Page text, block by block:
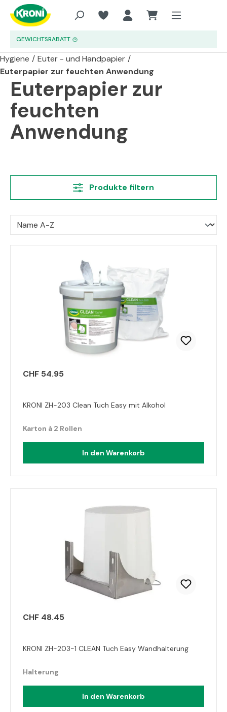
Zum Hauptinhalt springen
GEWICHTSRABATT
Hygiene / Euter - und Handpapier /
Euterpapier zur feuchten Anwendung
Euterpapier zur
feuchten
Anwendung
Produkte filtern
CHF 54.95
KRONI ZH-203 Clean Tuch Easy mit Alkohol
Karton à 2 Rollen
In den Warenkorb
CHF 48.45
KRONI ZH-203-1 CLEAN Tuch Easy Wandhalterung
Halterung
In den Warenkorb